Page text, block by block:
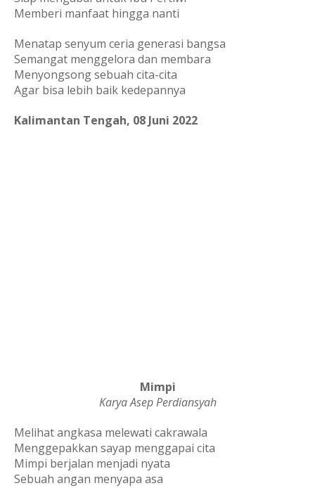
Memberi manfaat hingga nanti
Menatap senyum ceria generasi bangsa
Semangat menggelora dan membara
Menyongsong sebuah cita-cita
Agar bisa lebih baik kedepannya
Kalimantan Tengah, 08 Juni 2022
Mimpi
Karya Asep Perdiansyah
Melihat angkasa melewati cakrawala
Menggepakkan sayap menggapai cita
Mimpi berjalan menjadi nyata
Sebuah angan menyapa asa